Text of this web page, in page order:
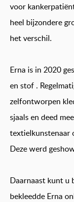
voor
heel bijzondere
het verschil.
Erna is in 2020
en stof .
zelfontworpen
sjaals en deed
textielkunstenaar
Deze werd
Daarnaast kunt u
bekleedde Erna